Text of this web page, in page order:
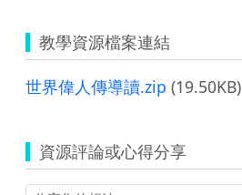
教學資源檔案連結
世界偉人傳導讀.zip (19.50KB)
資源評論或心得分享